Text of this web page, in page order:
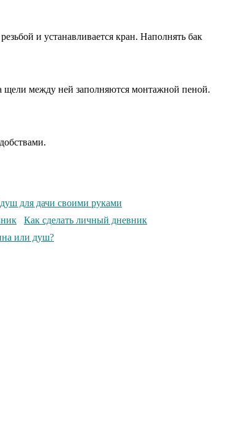
и устанавливается кран. Наполнять бак
щели между ней заполняются монтажной пеной.
для дачи своими руками
Как сделать личный дневник
или душ?